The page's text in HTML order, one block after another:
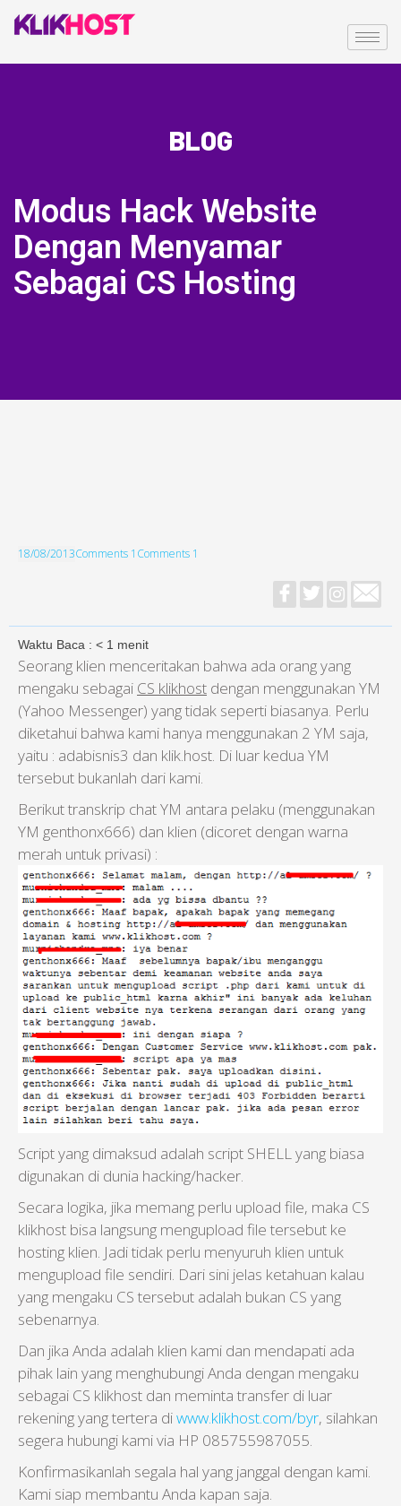
BLOG
Modus Hack Website
Dengan Menyamar
Sebagai CS Hosting
18/08/2013Comments 1 Comments 1
Waktu Baca : < 1 menit
Seorang klien menceritakan bahwa ada orang yang
mengaku sebagai CS klikhost dengan menggunakan YM
(Yahoo Messenger) yang tidak seperti biasanya. Perlu
diketahui bahwa kami hanya menggunakan 2 YM saja,
yaitu : adabisnis3 dan klik.host. Di luar kedua YM
tersebut bukanlah dari kami.
Berikut transkrip chat YM antara pelaku (menggunakan
YM genthonx666) dan klien (dicoret dengan warna
merah untuk privasi) :
Script yang dimaksud adalah script SHELL yang biasa
digunakan di dunia hacking/hacker.
Secara logika, jika memang perlu upload file, maka CS
klikhost bisa langsung mengupload file tersebut ke
hosting klien. Jadi tidak perlu menyuruh klien untuk
mengupload file sendiri. Dari sini jelas ketahuan kalau
yang mengaku CS tersebut adalah bukan CS yang
sebenarnya.
Dan jika Anda adalah klien kami dan mendapati ada
pihak lain yang menghubungi Anda dengan mengaku
sebagai CS klikhost dan meminta transfer di luar
rekening yang tertera diwww.klikhost.com/byr, silahkan
segera hubungi kami via HP 085755987055.
Konfirmasikanlah segala hal yang janggal dengan kami.
Kami siap membantu Anda kapan saja.